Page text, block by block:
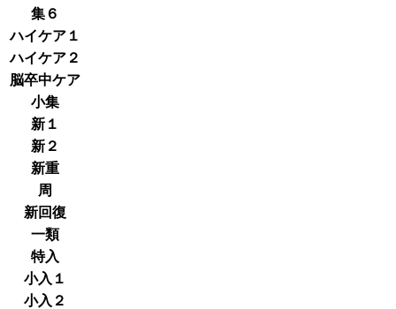
集６
ハイケア１
ハイケア２
脳卒中ケア
小集
新１
新２
新重
周
新回復
一類
特入
小入１
小入２